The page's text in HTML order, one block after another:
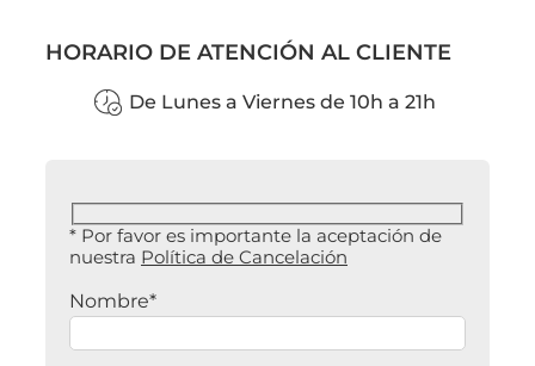
HORARIO DE ATENCIÓN AL CLIENTE
De Lunes a Viernes de 10h a 21h
* Por favor es importante la aceptación de
nuestra Política de Cancelación
Nombre*